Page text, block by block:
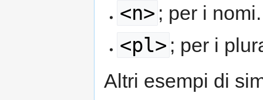
<n> ; per i nomi.
<pl> ; per i
Altri esempi di